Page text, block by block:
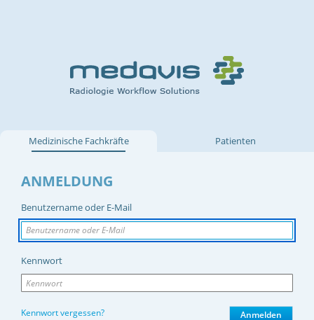
Medizinische Fachkräfte Patienten
ANMELDUNG
Benutzername oder E-Mail
Kennwort
Kennwort vergessen?